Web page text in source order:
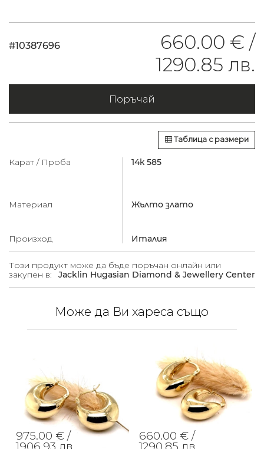
#10387696
660.00 € /
1290.85 лв.
Поръчай
Таблица с размери
Карат / Проба 14к 585
Материал Жълто злато
Произход Италия
Този продукт може да бъде поръчан онлайн или
закупен в:
Jacklin Hugasian Diamond & Jewellery Center
Може да Ви хареса също
975.00 € /
1906.93 лв.
660.00 € /
1290.85 лв.